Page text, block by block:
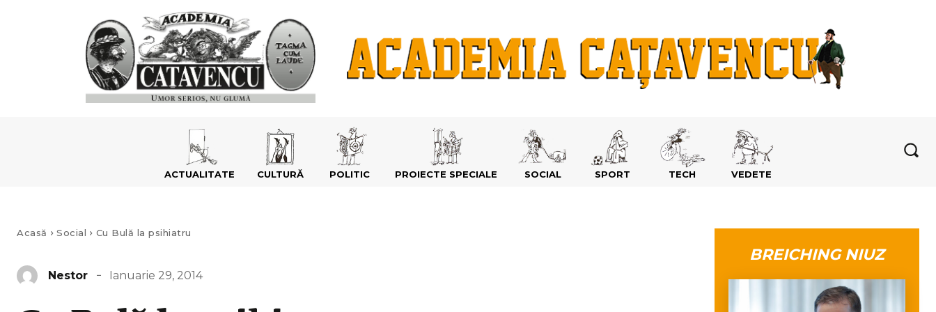
ACTUALITATE CULTURĂ POLITIC PROIECTE SPECIALE SOCIAL SPORT TECH VEDETE
Acasă Social Cu Bulă la psihiatru
Nestor Ianuarie 29, 2014
BREICHING NIUZ